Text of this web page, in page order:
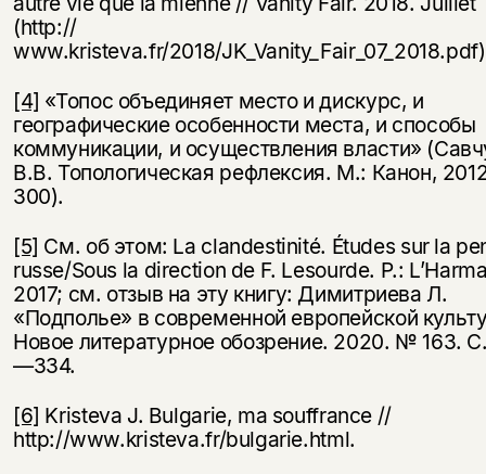
(http://
www.kristeva.fr/2018/
[4] «Топос объединяет место и дискурс, и
географические особенности места, и способы
коммуникации, и осуществления власти»
В.В. Топологическая рефлексия. М.: Канон,
300).
[5] См. об этом: La clandestinité. Études sur la
russe/Sous la direction de F. Lesourde. P.:
2017; см. отзыв на эту книгу: Димитриева Л.
«Подполье» в современной европейской
Новое литературное обозрение. 2020. № 163.
—334.
[6] Kristeva J. Bulgarie, ma souffrance //
http://www.kristeva.fr/bulgarie.html.